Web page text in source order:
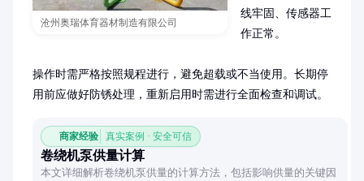
沧州奥瑞体育器材制造有限公司
线牢固、传感器工
作正常。
操作时需严格按照规程进行，避免超载或不当使用。长期停
用前应做好防锈处理，重新启用时需进行全面检查和调试。
商家经验 真实案例 · 安全可信
卷绕机泵供量计算
本文详细解析卷绕机泵供量的计算方法，包括影响供量的关键因